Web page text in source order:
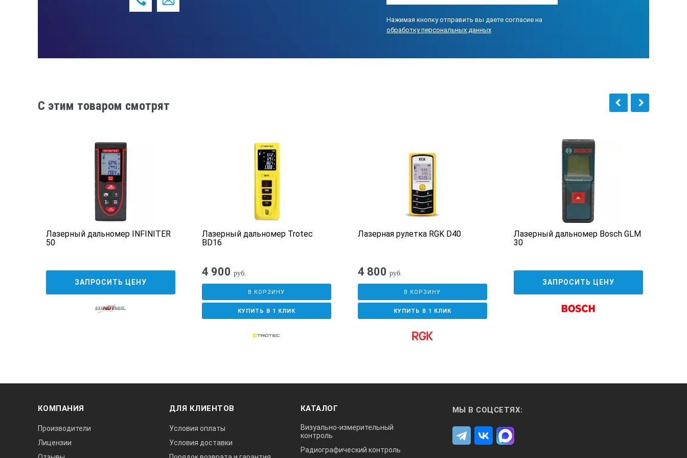
115 х 48 х 28 ммНажимая кнопку отправить вы даете согласие на
обработку персональных данных
C этим товаром смотрят
Лазерный дальномер INFINITER
50
ЗАПРОСИТЬ ЦЕНУ
Лазерный дальномер Trotec
BD16
4 900 руб.
В КОРЗИНУ
КУПИТЬ В 1 КЛИК
Лазерная рулетка RGK D40
4 800 руб.
В КОРЗИНУ
КУПИТЬ В 1 КЛИК
Лазерный дальномер Bosch GLM
30
ЗАПРОСИТЬ ЦЕНУ
КОМПАНИЯ
Производители
Лицензии
ДЛЯ КЛИЕНТОВ
Условия оплаты
Условия доставки
КАТАЛОГ
Визуально-измерительный
контроль
Радиографический контроль
МЫ В СОЦСЕТЯХ: